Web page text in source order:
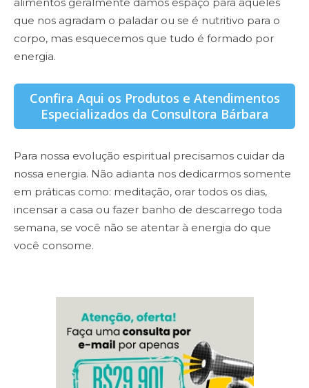
que nos agradam o paladar ou se é nutritivo para o
corpo, mas esquecemos que tudo é formado por
energia.
Confira Aqui os Produtos e Atendimentos
Especializados da Consultora Bárbara
Para nossa evolução espiritual precisamos cuidar da
nossa energia. Não adianta nos dedicarmos somente
em práticas como: meditação, orar todos os dias,
incensar a casa ou fazer banho de descarrego toda
semana, se você não se atentar à energia do que
você consome.